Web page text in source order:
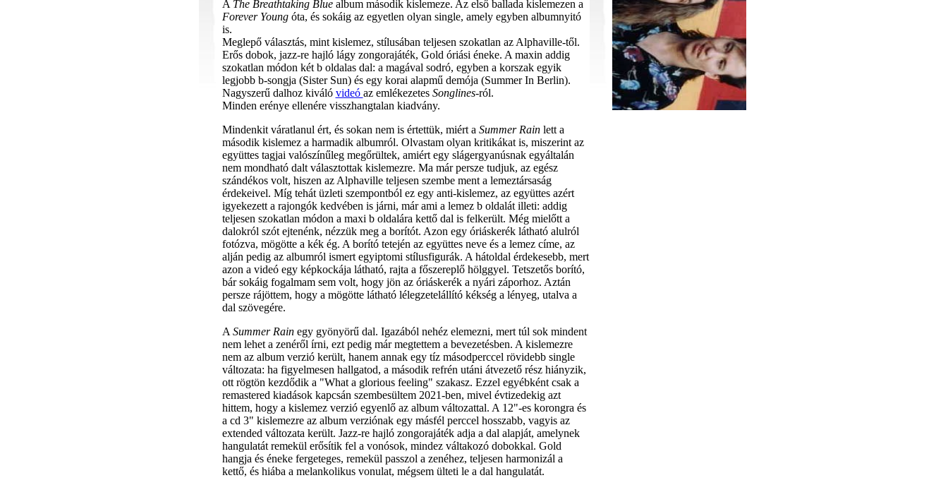
A The Breathtaking Bluealbum második kislemeze. Az első ballada kislemezen a
Forever Young óta, és sokáig az egyetlen olyan single, amely egyben albumnyitó
is.
Meglepő választás, mint kislemez, stílusában teljesen szokatlan az Alphaville-től.
Erős dobok, jazz-re hajló lágy zongorajáték, Gold óriási éneke. A maxin addig
szokatlan módon két b oldalas dal: a magával sodró, egyben a korszak egyik
legjobb b-songja (Sister Sun) és egy korai alapmű demója (Summer In Berlin).
Nagyszerű dalhoz kiváló videó az emlékezetes Songlines-ról.
Minden erénye ellenére visszhangtalan kiadvány.
Mindenkit váratlanul ért, és sokan nem is értettük, miért a Summer Rainlett a
második kislemez a harmadik albumról. Olvastam olyan kritikákat is, miszerint az
együttes tagjai valószínűleg megőrültek, amiért egy slágergyanúsnak egyáltalán
nem mondható dalt választottak kislemezre. Ma már persze tudjuk, az egész
szándékos volt, hiszen az Alphaville teljesen szembe ment a lemeztársaság
érdekeivel. Míg tehát üzleti szempontból ez egy anti-kislemez, az együttes azért
igyekezett a rajongók kedvében is járni, már ami a lemez b oldalát illeti: addig
teljesen szokatlan módon a maxi b oldalára kettő dal is felkerült. Még mielőtt a
dalokról szót ejtenénk, nézzük meg a borítót. Azon egy óriáskerék látható alulról
fotózva, mögötte a kék ég. A borító tetején az együttes neve és a lemez címe, az
alján pedig az albumról ismert egyiptomi stílusfigurák. A hátoldal érdekesebb, mert
azon a videó egy képkockája látható, rajta a főszereplő hölggyel. Tetszetős borító,
bár sokáig fogalmam sem volt, hogy jön az óriáskerék a nyári záporhoz. Aztán
persze rájöttem, hogy a mögötte látható lélegzetelállító kékség a lényeg, utalva a
dal szövegére.
A Summer Rainegy gyönyörű dal. Igazából nehéz elemezni, mert túl sok mindent
nem lehet a zenéről írni, ezt pedig már megtettem a bevezetésben. A kislemezre
nem az album verzió került, hanem annak egy tíz másodperccel rövidebb single
változata: ha figyelmesen hallgatod, a második refrén utáni átvezető rész hiányzik,
ott rögtön kezdődik a "What a glorious feeling" szakasz. Ezzel egyébként csak a
remastered kiadások kapcsán szembesültem 2021-ben, mivel évtizedekig azt
hittem, hogy a kislemez verzió egyenlő az album változattal. A 12"-es korongra és
a cd 3" kislemezre az album verziónak egy másfél perccel hosszabb, vagyis az
extended változata került. Jazz-re hajló zongorajáték adja a dal alapját, amelynek
hangulatát remekül erősítik fel a vonósok, mindez váltakozó dobokkal. Gold
hangja és éneke fergeteges, remekül passzol a zenéhez, teljesen harmonizál a
kettő, és hiába a melankolikus vonulat, mégsem ülteti le a dal hangulatát.